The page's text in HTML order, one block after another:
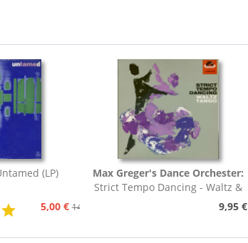
(LP)
5,00 € 14,95 €
Max Greger's Dance Orchester:
Strict Tempo Dancing - Waltz &
9,95 €